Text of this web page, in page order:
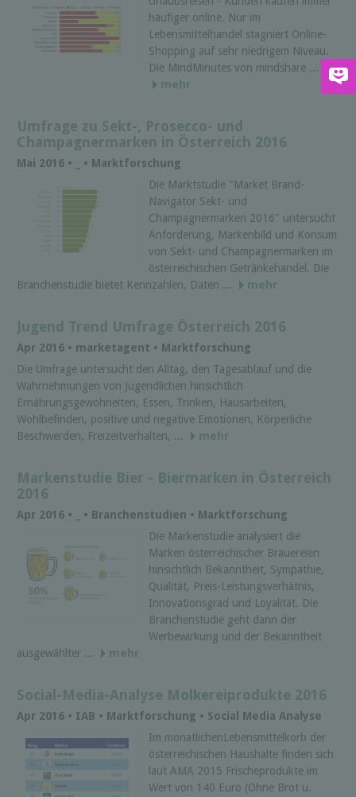
häufiger online. Nur im
Lebensmittelhandel stagniert Online-
Shopping auf sehr niedrigem Niveau.
Die MindMinutes von mindshare ...
mehr
Umfrage zu Sekt-, Prosecco- und
Champagnermarken in Österreich 2016
Mai 2016 •
• Marktforschung
Die Marktstudie "Market Brand-
Navigator Sekt- und
Champagnermarken 2016" untersucht
Anforderung, Markenbild und Konsum
von Sekt- und Champagnermarken im
österreichischen Getränkehandel. Die
Branchenstudie bietet Kennzahlen, Daten ...
mehr
Jugend Trend Umfrage Österreich 2016
Apr 2016 • marketagent • Marktforschung
Die Umfrage untersucht den Alltag, den Tagesablauf und die
Wahrnehmungen von Jugendlichen hinsichtlich
Ernährungsgewohneiten, Essen, Trinken, Hausarbeiten,
Wohlbefinden, positive und negative Emotionen, Körperliche
Beschwerden, Freizeitverhalten, ...
mehr
Markenstudie Bier - Biermarken in Österreich
2016
Apr 2016 •
• Branchenstudien • Marktforschung
Die Markenstudie analysiert die
Marken österreichischer Brauereien
hinsichtlich Bekanntheit, Sympathie,
Qualität, Preis-Leistungsverhätnis,
Innovationsgrad und Loyalität. Die
Branchenstudie geht dann der
Werbewirkung und der Bekanntheit
ausgewählter ...
mehr
Social-Media-Analyse Molkereiprodukte 2016
Apr 2016 • IAB • Marktforschung • Social Media Analyse
Im monatlichenLebensmittelkorb der
österreichischen Haushalte finden sich
laut AMA 2015 Frischeprodukte im
Wert von 140 Euro (Ohne Brot u.